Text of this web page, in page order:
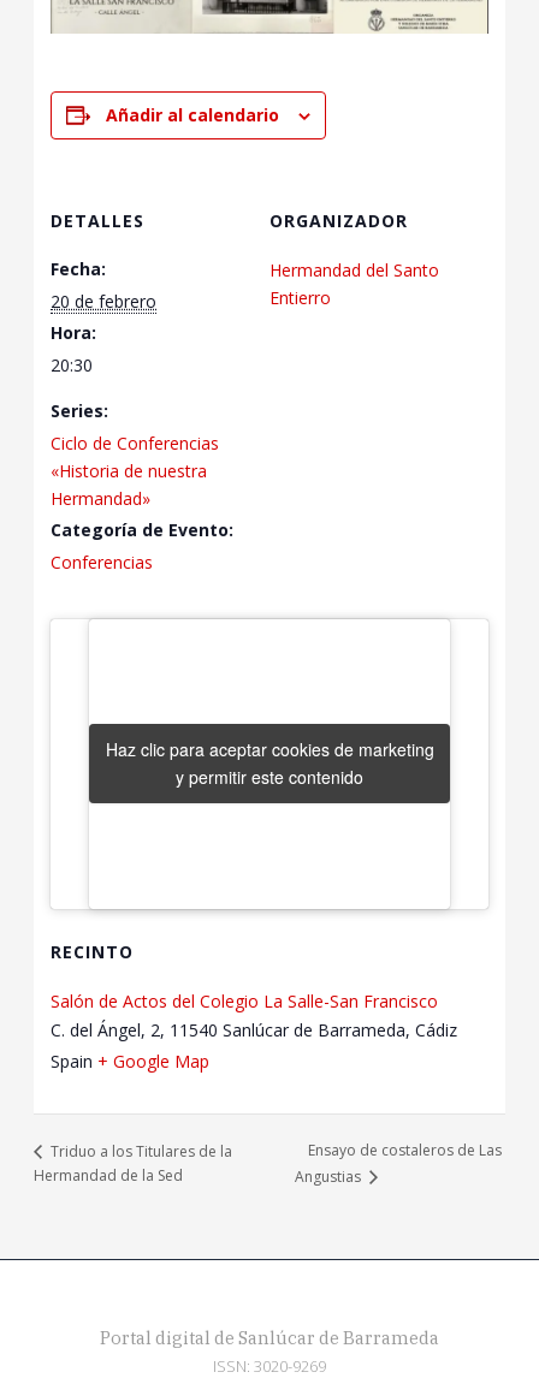
Añadir al calendario
DETALLES
Fecha:
20 de febrero
Hora:
20:30
Series:
Ciclo de Conferencias
«Historia de nuestra
Hermandad»
Categoría de Evento:
Conferencias
ORGANIZADOR
Hermandad del Santo
Entierro
RECINTO
Salón de Actos del Colegio La Salle-San Francisco
C. del Ángel, 2, 11540 Sanlúcar de Barrameda, Cádiz
Spain + Google Map
Haz clic para aceptar cookies de marketing
y permitir este contenido
Haz clic para aceptar cookies de marketing
y permitir este contenido
Triduo a los Titulares de la
Hermandad de la Sed
Ensayo de costaleros de Las
Angustias
Portal digital de Sanlúcar de Barrameda
ISSN: 3020-9269